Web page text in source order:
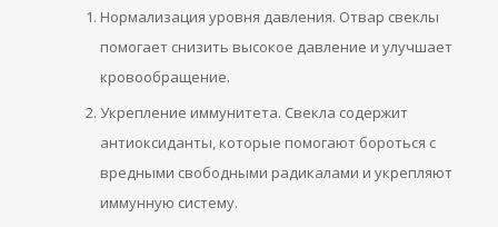
Нормализация уровня давления. Отвар свеклы
помогает снизить высокое давление и улучшает
кровообращение.
Укрепление иммунитета. Свекла содержит
антиоксиданты, которые помогают бороться с
вредными свободными радикалами и укрепляют
иммунную систему.